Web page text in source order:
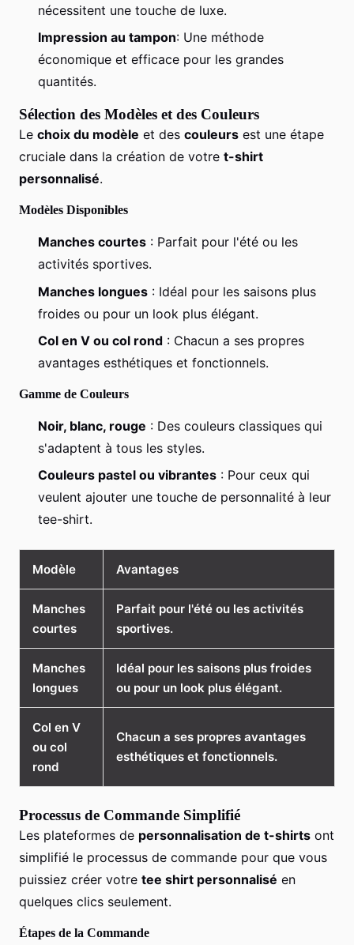
nécessitent une touche de luxe.
Impression au tampon: Une méthode
économique et efficace pour les grandes
quantités.
Sélection des Modèles et des Couleurs
Le choix du modèle et des couleurs est une étape
cruciale dans la création de votre t-shirt
personnalisé.
Modèles Disponibles
Manches courtes : Parfait pour l'été ou les
activités sportives.
Manches longues : Idéal pour les saisons plus
froides ou pour un look plus élégant.
Col en V ou col rond : Chacun a ses propres
avantages esthétiques et fonctionnels.
Gamme de Couleurs
Noir, blanc, rouge : Des couleurs classiques qui
s'adaptent à tous les styles.
Couleurs pastel ou vibrantes : Pour ceux qui
veulent ajouter une touche de personnalité à leur
tee-shirt.
Modèle Avantages
Manches
courtes
Parfait pour l'été ou les activités
sportives.
Manches
longues
Idéal pour les saisons plus froides
ou pour un look plus élégant.
Col en V
ou col
rond
Chacun a ses propres avantages
esthétiques et fonctionnels.
Processus de Commande Simplifié
Les plateformes de personnalisation de t-shirts ont
simplifié le processus de commande pour que vous
puissiez créer votre tee shirt personnalisé en
quelques clics seulement.
Étapes de la Commande